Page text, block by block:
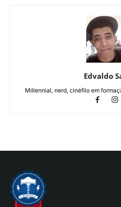
Edvaldo
Millennial, nerd, cinéfilo em